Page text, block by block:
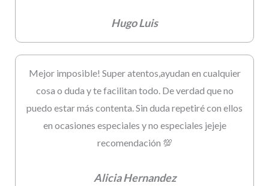
Hugo Luis
Mejor imposible! Super atentos,ayudan en cualquier
cosa o duda y te facilitan todo. De verdad que no
puedo estar más contenta. Sin duda repetiré con ellos
en ocasiones especiales y no especiales jejeje
recomendación 💯
Alicia Hernandez